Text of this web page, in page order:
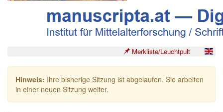
Merkliste/Leuchtpult
Hinweis: Ihre bisherige Sitzung ist abgelaufen. Sie arbeiten
in einer neuen Sitzung weiter.